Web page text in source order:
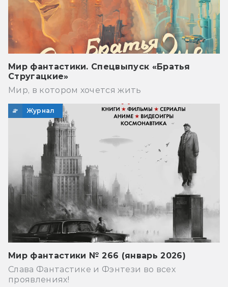
Мир фантастики. Спецвыпуск «Братья
Стругацкие»
Мир, в котором хочется жить
Журнал
Мир фантастики № 266 (январь 2026)
Слава Фантастике и Фэнтези во всех
проявлениях!